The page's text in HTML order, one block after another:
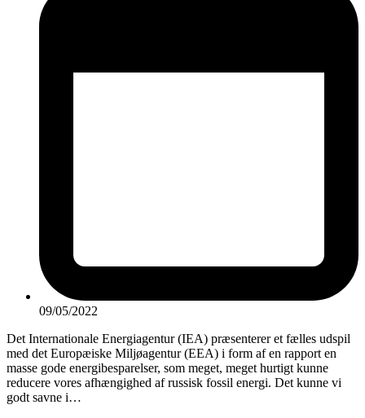
09/05/2022
Det Internationale Energiagentur (IEA) præsenterer et fælles udspil
med det Europæiske Miljøagentur (EEA) i form af en rapport en
masse gode energibesparelser, som meget, meget hurtigt kunne
reducere vores afhængighed af russisk fossil energi. Det kunne vi
godt savne i…